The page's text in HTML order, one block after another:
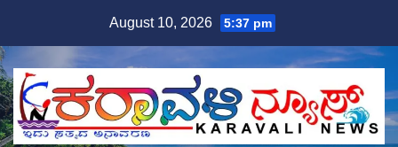
content
August 10, 2026 5:37 pm